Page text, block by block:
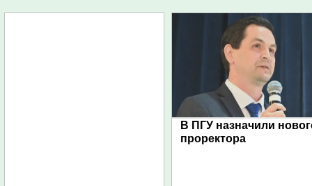
В ПГУ назначили
проректора